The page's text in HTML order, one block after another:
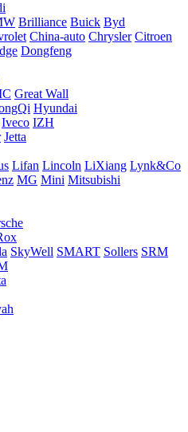
Brilliance Buick Byd
China-auto Chrysler Citroen
Dongfeng
Great Wall
Hyundai
Iveco IZH
Jetta
Lifan Lincoln LiXiang Lynk&Co
MG Mini Mitsubishi
SkyWell SMART Sollers SRM